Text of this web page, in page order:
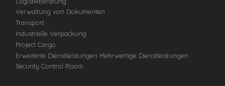
Verwaltung von Dokumenten
Transport
Industrielle Verpackung
Project Cargo
Erweiterte Dienstleistungen Mehrwertige Dienstleistungen
Security Control Room